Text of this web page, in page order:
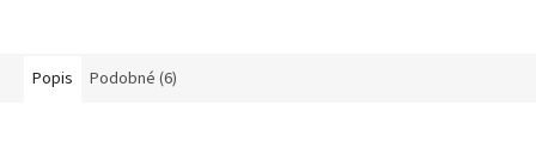
Popis Podobné (6)